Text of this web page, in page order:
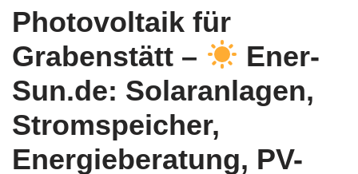
Photovoltaik für
Grabenstätt –
Ener-
Sun.de: Solaranlagen,
Stromspeicher,
Energieberatung, PV-